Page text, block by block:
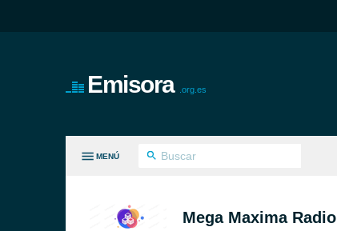
Emisora .org.es
MENÚ
Mega Maxima Radio